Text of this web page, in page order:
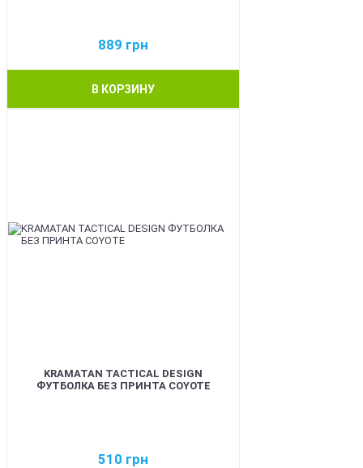
889 грн
В КОРЗИНУ
KRAMATAN TACTICAL DESIGN
ФУТБОЛКА БЕЗ ПРИНТА COYOTE
510 грн